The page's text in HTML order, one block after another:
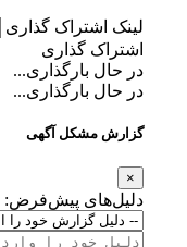
گذاری
آگهی
پیش‌فرض: